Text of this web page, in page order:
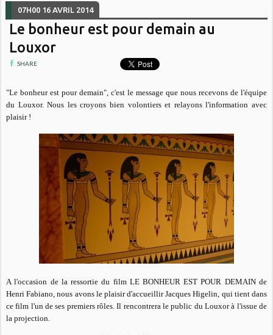
07H00 16 AVRIL 2014
Le bonheur est pour demain au
Louxor
SHARE
"Le bonheur est pour demain", c'est le message que nous recevons de l'équipe
du Louxor. Nous les croyons bien volontiers et relayons l'information avec
plaisir !
A l'occasion de la ressortie du film LE BONHEUR EST POUR DEMAIN de
Henri Fabiano, nous avons le plaisir d'accueillir Jacques Higelin, qui tient dans
ce film l'un de ses premiers rôles. Il rencontrera le public du Louxor à l'issue de
la projection.